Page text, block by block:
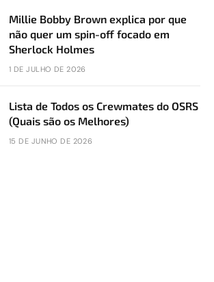
Millie Bobby Brown explica por que
não quer um spin-off focado em
Sherlock Holmes
1 DE JULHO DE 2026
Lista de Todos os Crewmates do OSRS
(Quais são os Melhores)
15 DE JUNHO DE 2026